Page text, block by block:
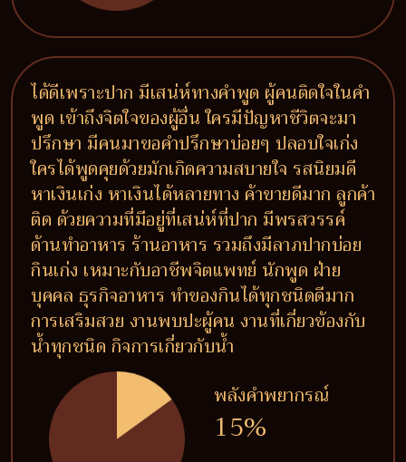
ได้ดีเพราะปาก มีเสน่ห์ทางคำพูด ผู้คนติดใจในคำ
พูด เข้าถึงจิตใจของผู้อื่น ใครมีปัญหาชีวิตจะมา
ปรึกษา มีคนมาขอคำปรึกษาบ่อยๆ ปลอบใจเก่ง
ใครได้พูดคุยด้วยมักเกิดความสบายใจ รสนิยมดี
หาเงินเก่ง หาเงินได้หลายทาง ค้าขายดีมาก ลูกค้า
ติด ด้วยความที่มีอยู่ที่เสน่ห์ที่ปาก มีพรสวรรค์
ด้านทำอาหาร ร้านอาหาร รวมถึงมีลาภปากบ่อย
กินเก่ง เหมาะกับอาชีพจิตแพทย์ นักพูด ฝ่าย
บุคคล ธุรกิจอาหาร ทำของกินได้ทุกชนิดดีมาก
การเสริมสวย งานพบปะผู้คน งานที่เกี่ยวข้องกับ
น้ำทุกชนิด กิจการเกี่ยวกับน้ำ
พลังคำพยากรณ์
15%